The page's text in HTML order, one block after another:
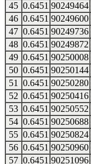
45 0.6451 90249464
46 0.6451 90249600
47 0.6451 90249736
48 0.6451 90249872
49 0.6451 90250008
50 0.6451 90250144
51
0.6451 90250280
52 0.6451 90250416
53 0.6451 90250552
54 0.6451 90250688
55 0.6451 90250824
56 0.6451 90250960
57 0.6451 90251096